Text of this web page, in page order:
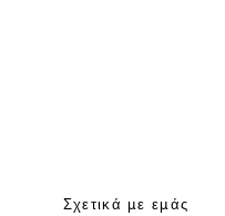
Σχετικά με εμάς